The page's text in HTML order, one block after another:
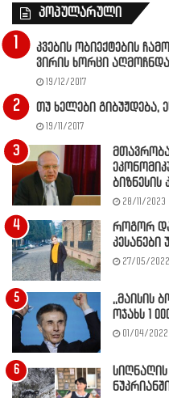
პოპულარული
კვების ობიექტების
ვირის ხორცი აღმოჩნდა
19/12/2017
თუ ხელები გიბუჟდება,
19/11/2017
28/11/2023
როგორ
კესანები
27/05/2022
,,მაისის
ოჯახს 1
01/04/2022